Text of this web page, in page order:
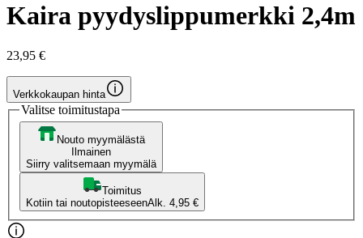
Kaira pyydyslippumerkki 2,4m
23,95 €
Verkkokaupan hinta
Valitse toimitustapa
Nouto myymälästä
Ilmainen
Siirry valitsemaan myymälä
Toimitus
Kotiin tai noutopisteeseenAlk. 4,95 €